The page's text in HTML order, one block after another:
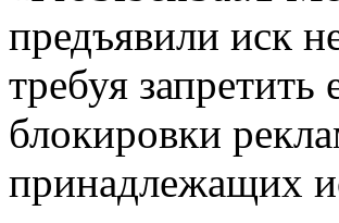
предъявили иск
требуя
блокировки
принадлежащих